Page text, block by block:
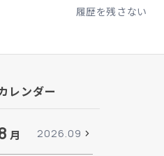
履歴を残さない
レンダー
月 2026.09